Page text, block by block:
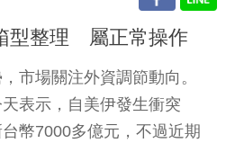
型整理 屬正常操作
市場關注外資調節動向。
表示，自美伊發生衝突
幣7000多億元，不過近期